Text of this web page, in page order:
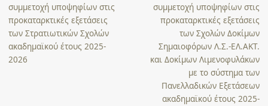
συμμετοχή υποψηφίων στις
προκαταρκτικές εξετάσεις
των Στρατιωτικών Σχολών
ακαδημαϊκού έτους 2025-
2026
συμμετοχή υποψηφίων στις
προκαταρκτικές εξετάσεις
των Σχολών Δοκίμων
Σημαιοφόρων Λ.Σ.-ΕΛ.ΑΚΤ.
και Δοκίμων Λιμενοφυλάκων
με το σύστημα των
Πανελλαδικών Εξετάσεων
ακαδημαϊκού έτους 2025-